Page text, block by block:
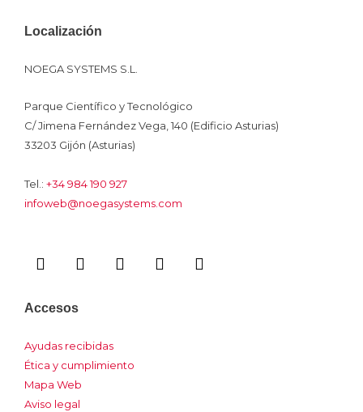
Localización
NOEGA SYSTEMS S.L.
Parque Científico y Tecnológico
C/ Jimena Fernández Vega, 140 (Edificio Asturias)
33203 Gijón (Asturias)
Tel.: +34 984 190 927
infoweb@noegasystems.com
I
c
n
F
a
o
k
L
i
n
Y
o
I
n
Accesos
Ayudas recibidas
Ética y cumplimiento
Mapa Web
Aviso legal